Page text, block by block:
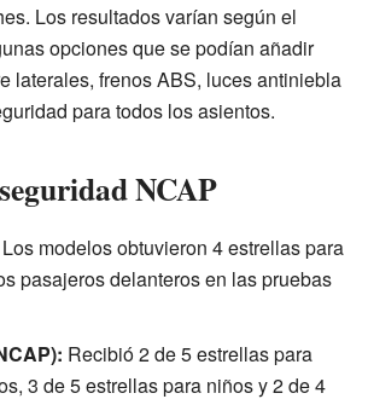
Los resultados varían según el
opciones que se podían añadir
laterales, frenos ABS, luces antiniebla
para todos los asientos.
NCAP
Los modelos obtuvieron 4 estrellas para
pasajeros delanteros en las pruebas
Recibió 2 de 5 estrellas para
3 de 5 estrellas para niños y 2 de 4